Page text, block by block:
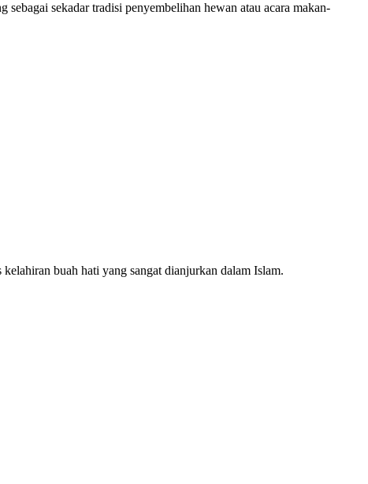
sekadar tradisi penyembelihan hewan atau acara makan-
buah hati yang sangat dianjurkan dalam Islam.